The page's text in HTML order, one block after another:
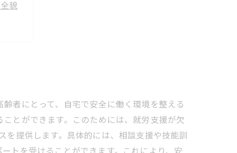
貌
上
者にとって、自宅で安全に働く環境を整える
とができます。このためには、就労支援が欠
提供します。具体的には、相談支援や技能訓
トを受けることができます。これにより、安